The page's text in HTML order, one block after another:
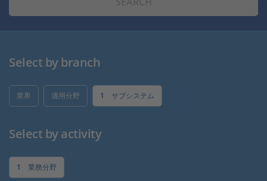
採用情報
Select by branch
業界 適用分野 1 サブシステム
Select by activity
1 業務分野